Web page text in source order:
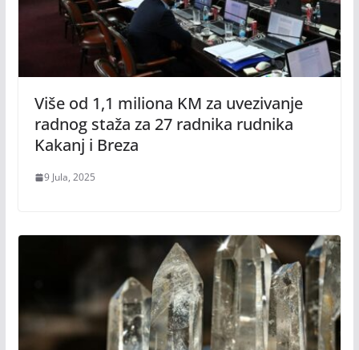
Više od 1,1 miliona KM za uvezivanje
radnog staža za 27 radnika rudnika
Kakanj i Breza
9 Jula, 2025